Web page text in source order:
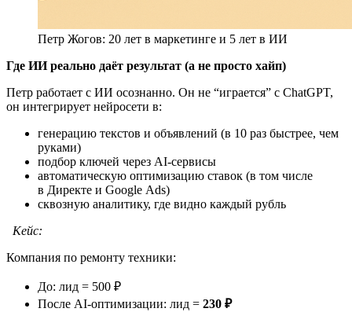
Петр Жогов: 20 лет в маркетинге и 5 лет в ИИ
Где ИИ реально даёт результат (а не просто хайп)
Петр работает с ИИ осознанно. Он не “играется” с ChatGPT,
он интегрирует нейросети в:
генерацию текстов и объявлений (в 10 раз быстрее, чем
руками)
подбор ключей через AI-сервисы
автоматическую оптимизацию ставок (в том числе
в Директе и Google Ads)
сквозную аналитику, где видно каждый рубль
Кейс:
Компания по ремонту техники:
До: лид = 500 ₽
После AI-оптимизации: лид = 230 ₽